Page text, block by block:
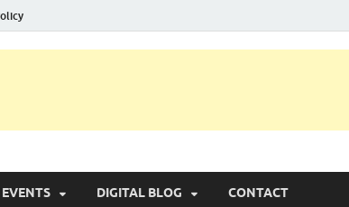
EVENTS DIGITAL BLOG CONTACT